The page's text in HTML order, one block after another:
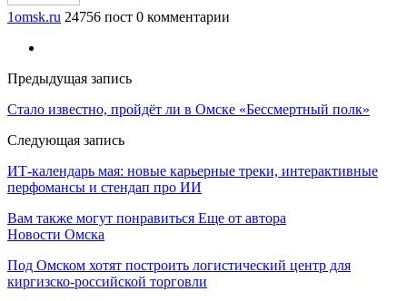
1omsk.ru 24756 пост 0 комментарии
Предыдущая запись
Стало известно, пройдёт ли в Омске «Бессмертный полк»
Следующая запись
ИТ-календарь мая: новые карьерные треки, интерактивные
перфомансы и стендап про ИИ
Вам также могут понравиться Еще от автора
Новости Омска
Под Омском хотят построить логистический центр для
киргизско-российской торговли